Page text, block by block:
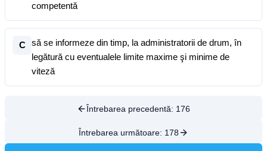
competentă
C
să se informeze din timp, la administratorii de drum, în
legătură cu eventualele limite maxime şi minime de
viteză
Întrebarea precedentă: 176
Întrebarea următoare: 178